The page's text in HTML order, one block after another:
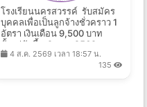
โรงเรียนนครสวรรค์ รับสมัคร
บุคคลเพื่อเป็นลูกจ้างชั่วคราว 1
อัตรา เงินเดือน 9,500 บาท
ตั้งแต่บัดนี้ - 9 ส.ค. 2569
4 ส.ค. 2569 เวลา 18:57 น.
135